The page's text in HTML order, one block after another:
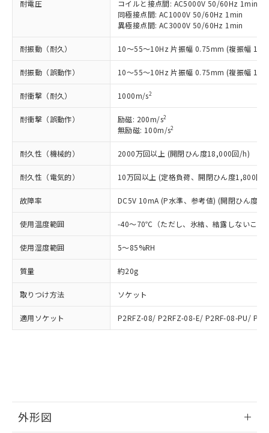
耐電圧
コイルと接点間: AC5000V 50/60Hz 1min
同極接点間: AC1000V 50/60Hz 1min
異極接点間: AC3000V 50/60Hz 1min
耐振動（耐久） 10～55～10Hz 片振幅 0.75mm (複振幅
耐振動（誤動作） 10～55～10Hz 片振幅 0.75mm (複振幅
耐衝撃（耐久） 1000m/s2
耐衝撃（誤動作） 励磁: 200m/s2
無励磁: 100m/s2
耐久性（機械的） 2000万回以上 (開閉ひん度18,000回/h)
耐久性（電気的） 10万回以上 (定格負荷、開閉ひん度1,800回/
故障率 DC5V 10mA (P水準、参考値) (開閉ひん度
使用温度範囲 -40～70℃（ただし、氷結、結露しないこと
使用湿度範囲 5～85%RH
質量 約20g
取りつけ方法 ソケット
適用ソケット P2RFZ-08/ P2RFZ-08-E/ P2RF-08-PU/
外形図
在庫状況および標準価格照会結果は、
記載している更新日時点での社内デー
タに基づき作成されるものであり、閲
覧された時点での実際の在庫および標
準価格とは異なる場合があることをご
了承ください。
正式な納期状況および標準価格はお客
様のお取引先、またはお客様担当のオ
ムロン制御機器販売店・当社販売員に
ご相談ください。
オムロン制御機器販売店や当社販売拠
点は「
販売ネットワーク
」をご確認
ください。
在庫状況および標準価格結果を当社の
事前の承諾なく第三者に漏洩または開
示しないようお願いします。
マイパーツ機能（部品リスト作成サー
ビス）をご利用いただくには、I-Web
お客様が当ウェブサイト上で当社にご
登録された部品リストについて、当社
および当社の共同利用者が、当社の製
品・サービスに関するお客様との取
引・商談に必要な範囲で利用すること
をご了承ください。
むを得ず変更することがあります。
*EU RoHS指令（10物質）：
ミウム(Cd) 100ppm以下、
六価クロム(Cr(Ⅵ)) 1000ppm以下、ポリ臭化ビフェニル
類(PBB) 1000ppm以下、ポリ臭化ジフェニルエーテル類
(PBDE) 1000ppm以下、フタル酸ビス(2-エチルヘキシ
ル) (DEHP)(別名：DOP) 1000ppm以下、フタル酸ブチ
ルベンジル（BBP） 1000ppm以下、フタル酸ジブチル
（DBP） 1000ppm以下、フタル酸ジイソブチル
(DIBP) 1000ppm以下
但し、RoHS指令で産業用監視および制御機器に対する
フタル酸エステル類の４物質については閾値を超える意
図的な使用がないことを確認しています。
※2 対応予定月
部品在庫の切り替え状況などにより、予定
月が前後することがあります。
※3 非含有証明書ダウンロード
下記の非含有証明書をダウンロードするこ
また、RoHS指令のフタル酸エステル類４
物質の対応では、対応完了までの期間は出
荷製品に未対応品が混在することから備考
「－」：未確認です。当社販売部門へお問
い合わせください。
*中国RoHS10物質の基準値 (GB/T26572)：
Pb(鉛) :1000ppm、 Hg(水銀) : 1000ppm、 Cd(カドミウ
Cr(Ⅵ)(六価クロム) : 1000ppm、 PBBs(ポリ臭化ビフェ
DBP(フタル酸ジブチル) : 1000ppm、 DIBP(フタル酸ジ
イソブチル) : 1000ppm、 BBP(フタル酸ブチルベンジ
ル) : 1000ppm、
DEHP(フタル酸ビス(2-エチルヘキシル)) : 1000ppm
※2 環境保護使用期限
「ｅ」：有害物質（10物質）のすべてが基
準値以下であることを示します。
「10」：通常の使用状況下において有害物
質が外部に漏えいし、環境に深刻な影響を
及ぼさない年数を意味します。
「－」：未確認です。当社販売部門へお問
い合わせください。
為替および外国貿易法に定める商品
（以下｢規制貨物等」という）を輸出
または国外への提供する場合は、日本
国政府の輸出許可(または役務取引許
可)を取得するなどの必要な手続きを
とります。
当社は規制貨物を破棄する場合は、完
全に破砕するなど、違法に輸出されな
いよう必要な手段を講じます。
当社は貴社製品を、核兵器、ミサイ
ル、化学兵器、生物兵器またはその他
武器並びにこれらの製造装置等に一切
当社は、貴社製品を第三者に販売する
場合は、上記1、2および3の内容を当
該第三者に通知します。また当社は、
販売先および販売に係わる関係者が違
法に輸出するおそれがある場合は、取
り引きをいたしません。
キャンセル
号
一定数には満たないが在庫あり
在庫なし(最新の在庫状況につ
いては、お客様のお取引先、ま
たはお客様担当のオムロン制御
機器販売店・当社販売員にご確
認ください)
白
情報を公開していない機種